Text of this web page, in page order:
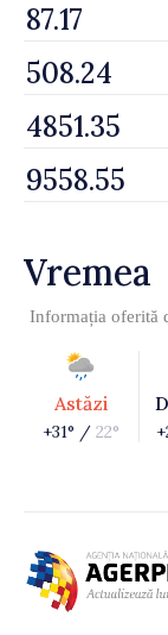
Vremea
Informația oferită
Astăzi
+31° / 22°